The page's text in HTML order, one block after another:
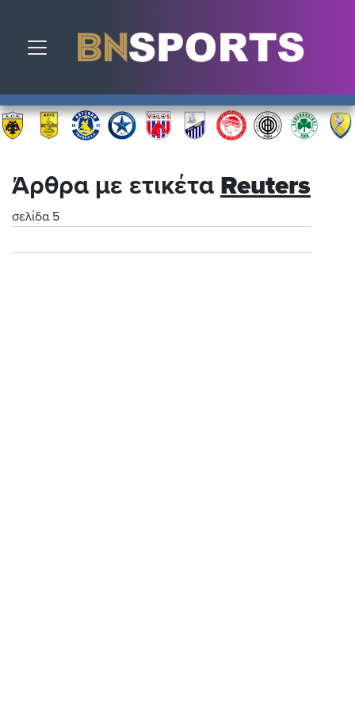
Toggle navigation
Άρθρα με ετικέτα Reuters
σελίδα 5